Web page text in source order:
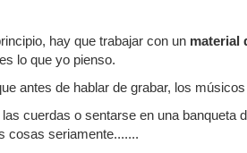
hay que trabajar con un material
lo que yo pienso.
antes de hablar de grabar, los
cuerdas o sentarse en una banqueta
cosas seriamente.......